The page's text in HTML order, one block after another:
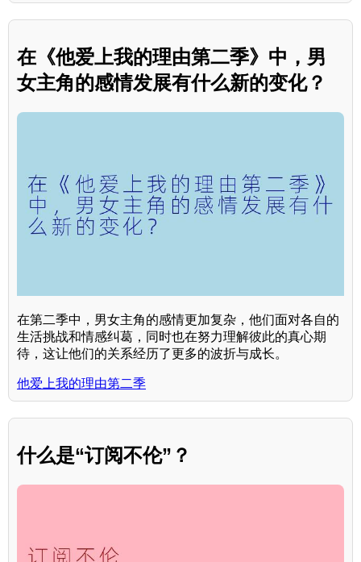
在《他爱上我的理由第二季》中，男
女主角的感情发展有什么新的变化？
在第二季中，男女主角的感情更加复杂，他们面对各自的
生活挑战和情感纠葛，同时也在努力理解彼此的真心期
待，这让他们的关系经历了更多的波折与成长。
他爱上我的理由第二季
什么是“订阅不伦”？